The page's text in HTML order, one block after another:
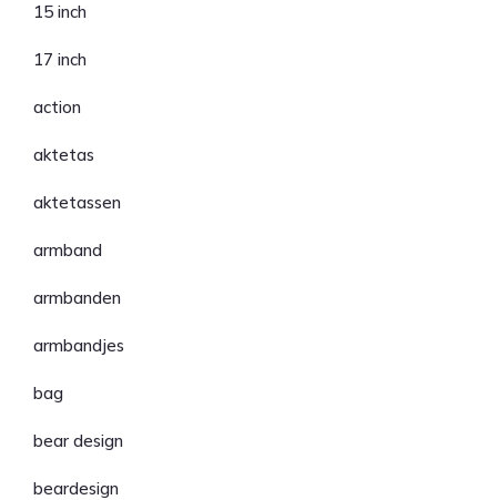
15 inch
17 inch
action
aktetas
aktetassen
armband
armbanden
armbandjes
bag
bear design
beardesign